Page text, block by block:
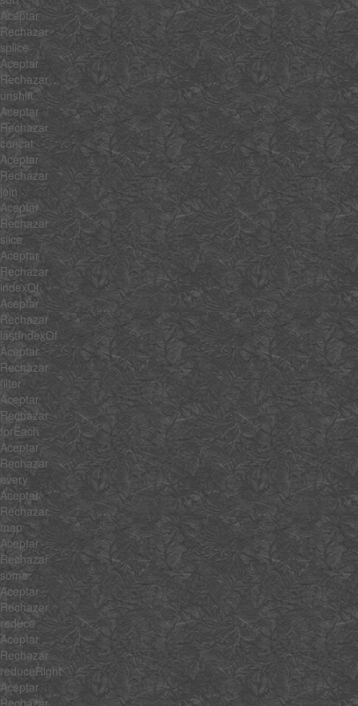
Aceptar
Rechazar
splice
Aceptar
Rechazar
unshift
Aceptar
Rechazar
concat
Aceptar
Rechazar
join
Aceptar
Rechazar
slice
Aceptar
Rechazar
indexOf
Aceptar
Rechazar
lastIndexOf
Aceptar
Rechazar
filter
Aceptar
Rechazar
forEach
Aceptar
Rechazar
every
Aceptar
Rechazar
map
Aceptar
Rechazar
some
Aceptar
Rechazar
reduce
Aceptar
Rechazar
reduceRight
Aceptar
Rechazar